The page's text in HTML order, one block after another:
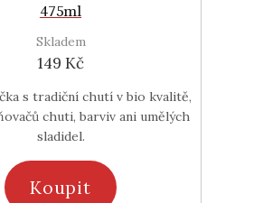
475ml
Skladem
149 Kč
s tradiční chutí v bio kvalitě,
chuti, barviv ani umělých
sladidel.
Koupit